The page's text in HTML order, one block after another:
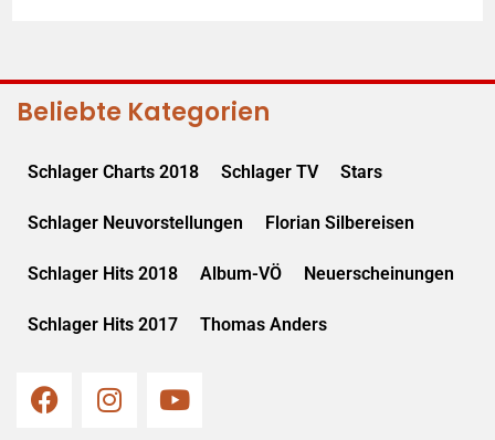
Beliebte Kategorien
Schlager Charts 2018 Schlager TV Stars
Schlager Neuvorstellungen Florian Silbereisen
Schlager Hits 2018 Album-VÖ Neuerscheinungen
Schlager Hits 2017 Thomas Anders